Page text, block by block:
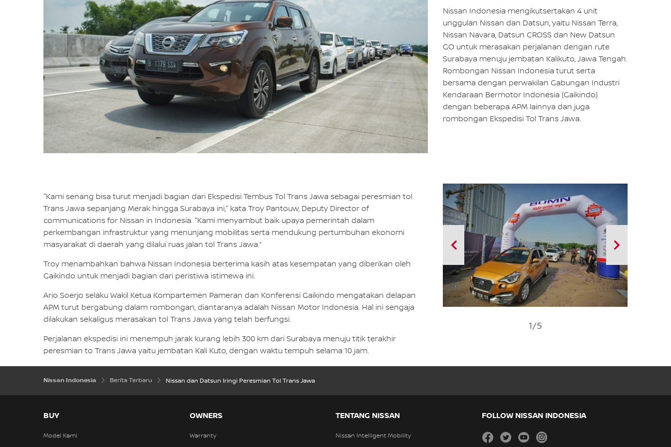
Nissan Indonesia mengikutsertakan 4 unit
unggulan Nissan dan Datsun, yaitu Nissan Terra,
Nissan Navara, Datsun CROSS dan New Datsun
GO untuk merasakan perjalanan dengan rute
Surabaya menuju jembatan Kalikuto, Jawa Tengah.
Rombongan Nissan Indonesia turut serta
bersama dengan perwakilan Gabungan Industri
Kendaraan Bermotor Indonesia (Gaikindo)
dengan beberapa APM lainnya dan juga
rombongan Ekspedisi Tol Trans Jawa.
"Kami senang bisa turut menjadi bagian dari Ekspedisi Tembus Tol Trans Jawa sebagai peresmian tol
Trans Jawa sepanjang Merak hingga Surabaya ini," kata Troy Pantouw, Deputy Director of
communications for Nissan in Indonesia. "Kami menyambut baik upaya pemerintah dalam
perkembangan infrastruktur yang menunjang mobilitas serta mendukung pertumbuhan ekonomi
masyarakat di daerah yang dilalui ruas jalan tol Trans Jawa.”
Troy menambahkan bahwa Nissan Indonesia berterima kasih atas kesempatan yang diberikan oleh
Gaikindo untuk menjadi bagian dari peristiwa istimewa ini.
Ario Soerjo selaku Wakil Ketua Kompartemen Pameran dan Konferensi Gaikindo mengatakan delapan
APM turut bergabung dalam rombongan, diantaranya adalah Nissan Motor Indonesia. Hal ini sengaja
dilakukan sekaligus merasakan tol Trans Jawa yang telah berfungsi.
Perjalanan ekspedisi ini menempuh jarak kurang lebih 300 km dari Surabaya menuju titik terakhir
peresmian to Trans Jawa yaitu jembatan Kali Kuto, dengan waktu tempuh selama 10 jam.
1/5
Nissan Indonesia Berita Terbaru Nissan dan Datsun Iringi Peresmian Tol Trans Jawa
BUY
Model Kami
OWNERS
Warranty
TENTANG NISSAN
Nissan Intelligent Mobility
FOLLOW NISSAN INDONESIA
facebooktwitteryoutubeinstagram